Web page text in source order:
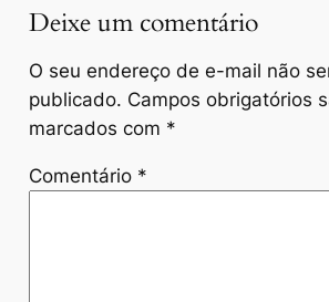
Deixe um comentário
O seu endereço de e-mail não
publicado. Campos obrigatórios
marcados com *
Comentário *